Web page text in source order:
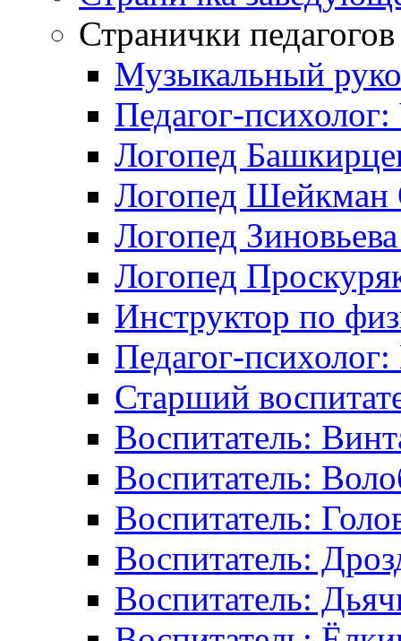
Странички педагогов
Музыкальный
Педагог-
Логопед
Логопед
Логопед
Логопед
Инструктор по
Педагог-
Старший
Воспитатель:
Воспитатель:
Воспитатель:
Воспитатель:
Воспитатель: